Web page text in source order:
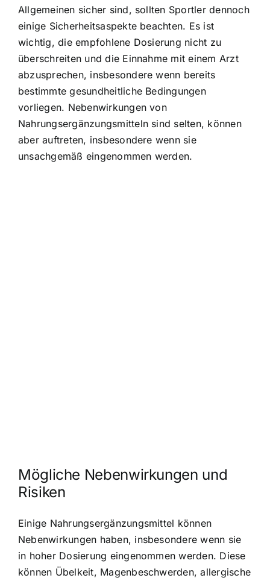
Allgemeinen sicher sind, sollten Sportler dennoch
einige Sicherheitsaspekte beachten. Es ist
wichtig, die empfohlene Dosierung nicht zu
überschreiten und die Einnahme mit einem Arzt
abzusprechen, insbesondere wenn bereits
bestimmte gesundheitliche Bedingungen
vorliegen. Nebenwirkungen von
Nahrungsergänzungsmitteln sind selten, können
aber auftreten, insbesondere wenn sie
unsachgemäß eingenommen werden.
Mögliche Nebenwirkungen und
Risiken
Einige Nahrungsergänzungsmittel können
Nebenwirkungen haben, insbesondere wenn sie
in hoher Dosierung eingenommen werden. Diese
können Übelkeit, Magenbeschwerden, allergische